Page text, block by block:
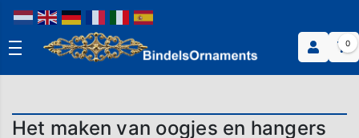
0
Het maken van oogjes en hangers